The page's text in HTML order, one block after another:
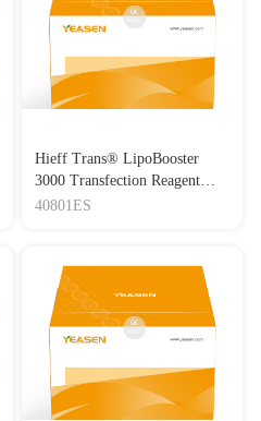
Hieff Trans® LipoBooster
3000 Transfection Reagent
Lipo3000转染试剂
40801ES